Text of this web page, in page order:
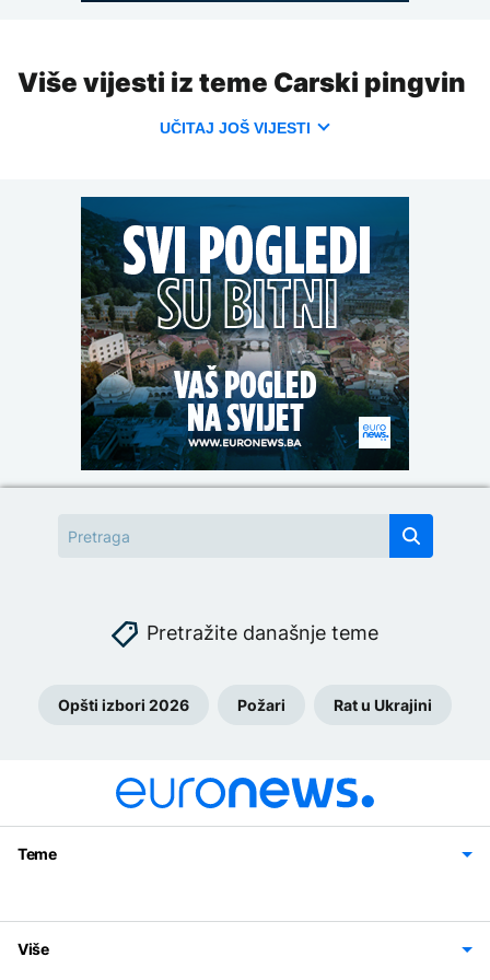
Više vijesti iz teme Carski pingvin
UČITAJ JOŠ VIJESTI
Pretražite današnje teme
Opšti izbori 2026 Požari Rat u Ukrajini
Teme
Svijet
Sport
Magazin
Više